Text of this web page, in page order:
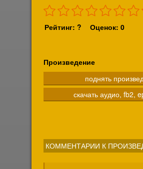
Рейтинг: ? Оценок: 0
Произведение
поднять
скачать аудио, fb2,
КОММЕНТАРИИ К